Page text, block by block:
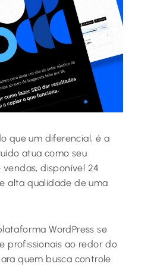
que um diferencial, é a
atua como seu
disponível 24
alta qualidade de uma
WordPress se
profissionais ao redor do
quem busca controle